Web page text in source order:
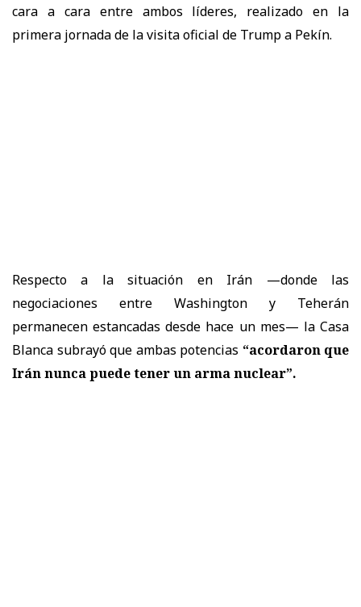
cara a cara entre ambos líderes, realizado en la
primera jornada de la visita oficial de Trump a Pekín.
Respecto a la situación en Irán —donde las
negociaciones entre Washington y Teherán
permanecen estancadas desde hace un mes— la Casa
Blanca subrayó que ambas potencias “acordaron que
Irán nunca puede tener un arma nuclear”.